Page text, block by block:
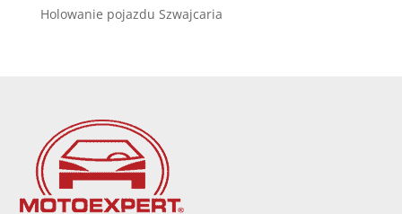
Holowanie pojazdu Szwajcaria